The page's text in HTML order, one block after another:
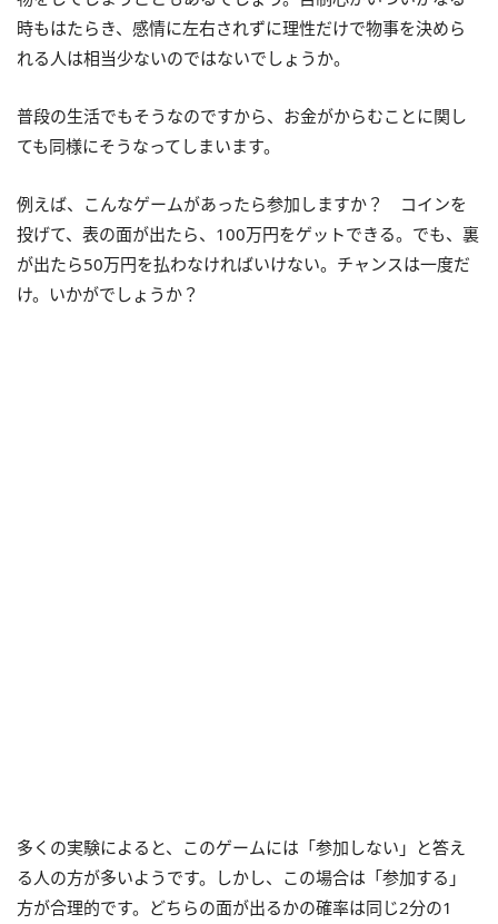
時もはたらき、感情に左右されずに理性だけで物事を決めら
れる人は相当少ないのではないでしょうか。
普段の生活でもそうなのですから、お金がからむことに関し
ても同様にそうなってしまいます。
例えば、こんなゲームがあったら参加しますか？ コインを
投げて、表の面が出たら、 100万円をゲットできる。でも、裏
が出たら50万円を払わなければいけない。チャンスは一度だ
け。いかがでしょうか？
多くの実験によると、このゲームには「参加しない」と答え
る人の方が多いようです。しかし、この場合は「参加する」
方が合理的です。どちらの面が出るかの確率は同じ2分の1